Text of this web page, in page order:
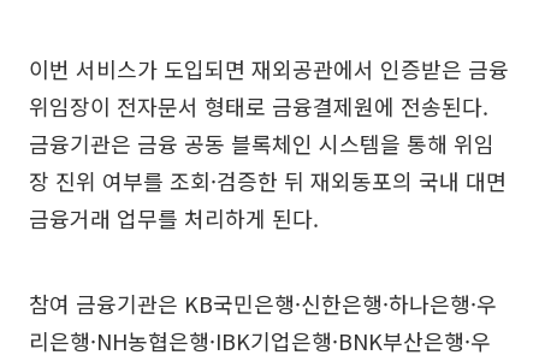
이번 서비스가 도입되면 재외공관에서 인증받은 금융
위임장이 전자문서 형태로 금융결제원에 전송된다.
금융기관은 금융 공동 블록체인 시스템을 통해 위임
장 진위 여부를 조회·검증한 뒤 재외동포의 국내 대면
금융거래 업무를 처리하게 된다.
참여 금융기관은 KB국민은행·신한은행·하나은행·우
리은행·NH농협은행·IBK기업은행·BNK부산은행·우